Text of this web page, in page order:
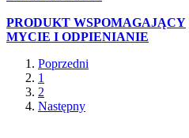
PRODUKT WSPOMAGAJĄCY
MYCIE I ODPIENIANIE
Poprzedni
1
2
Następny